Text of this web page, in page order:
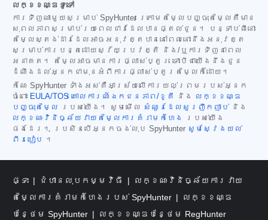
លក្ខខណ្ឌទូទៅ
ការទិញណាមួយសម្រាប់ SpyHunter ក្រោមតម្លៃបញ្ចុះតម្លៃគឺមាន
សុពលភាពសម្រាប់រយៈពេលជាវដែលបានផ្តល់ជូន។ បន្ទាប់ពីនោះ
តម្លៃស្តង់ដារដែលអាចអនុវត្តបាននៅពេលនោះនឹងអនុវត្ត
សម្រាប់ការបន្តដោយស្វ័យប្រវត្តិ និង/ឬការទិញនាពេល
អនាគត។ តម្លៃអាចមានការផ្លាស់ប្តូរ ទោះបីជាយើងនឹងជូន
ដំណឹងដល់អ្នកជាមុនអំពីការផ្លាស់ប្តូរតម្លៃក៏ដោយ។
កំណែ SpyHunter ទាំងអស់គឺអាស្រ័យលើការយល់ព្រមរបស់អ្នក
ចំពោះ EULA/TOS គោលការណ៍ឯកជនភាព/ខូគី និង
លក្ខខណ្ឌ
បញ្ចុះតម្លៃ
របស់យើង។ សូមមើល សំណួរដែលសួរញឹកញាប់ និង
លក្ខណៈវិនិច្ឆ័យវាយតម្លៃការគំរាមកំហែង
របស់យើង
ផងដែរ។ ប្រសិនបើអ្នកចង់លុប SpyHunter សូមស្វែងយល់
ពីរបៀប ។
ផ្ទះ ជំហានលុបកម្មវិធី
លក្ខណៈវិនិច្ឆ័យការវាយ
តម្លៃការគំរាមកំហែងរបស់ SpyHunter
លក្ខខណ្ឌ
បន្ថែម SpyHunter
លក្ខខណ្ឌបន្ថែម RegHunter